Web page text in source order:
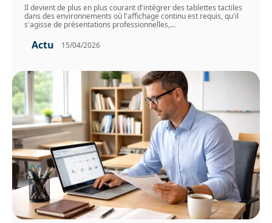
Il devient de plus en plus courant d'intégrer des tablettes tactiles
dans des environnements où l'affichage continu est requis, qu'il
s'agisse de présentations professionnelles,…
Actu 15/04/2026